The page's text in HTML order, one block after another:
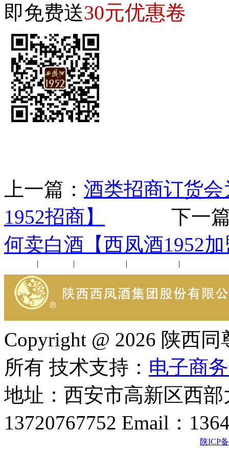
即免费送30元优惠卷
上一篇： 酒类招商订货
1952招商】
下一篇
何卖白酒【西凤酒1952
| | | |
Copyright @ 2026 陕西
所有 技术支持： 电子商
地址：西安市高新区西
13720767752 Email：
陕ICP